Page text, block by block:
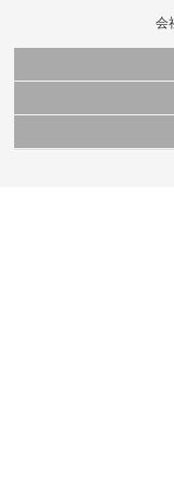
会
当サイトで公開されている
これらの情報を権利者の許
当サイトに掲載している内
弊社の見解・ 意見ではない
このサイトでは Cookie を使